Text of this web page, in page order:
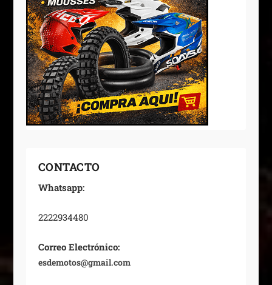
CONTACTO
Whatsapp:
2222934480
Correo Electrónico:
esdemotos@gmail.com